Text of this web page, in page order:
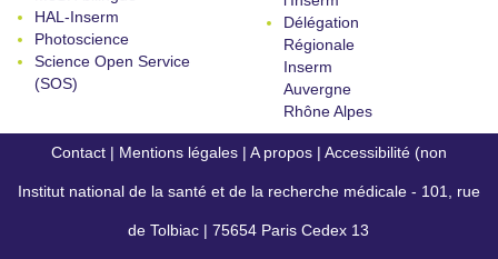
HAL-Inserm
Photoscience
Science Open Service
(SOS)
Délégation
Régionale
Inserm
Auvergne
Rhône Alpes
Contact | Mentions légales | A propos | Accessibilité (non
conforme)
Institut national de la santé et de la recherche médicale - 101, rue
de Tolbiac | 75654 Paris Cedex 13